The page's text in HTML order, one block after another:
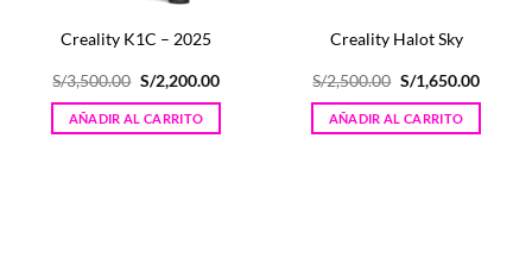
Creality K1C – 2025
S/3,500.00 El
precio
original
era:
S/2,200.00El
actual
AÑADIR AL CARRITO
Creality Halot Sky
S/2,500.00 El
precio
original
era:
S/1,650.00El
actual
AÑADIR AL CARRITO